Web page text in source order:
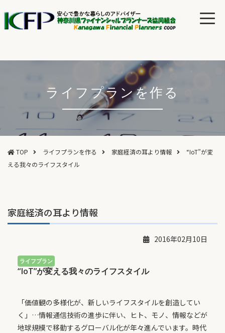
ライフプランを作る
TOP ライフプランを作る 家庭経済の耳より情報
“IoT”が変
える我々のライフスタイル
家庭経済の耳より情報
2016年02月10日
“IoT”が変える我々のライフスタイル
「価値観の多様化が、新しいライフスタイルを創造してい
く」…情報通信技術の進歩に伴い、ヒト、モノ、情報などが
地球規模で移動するグローバル化が年々進んでいます。時代